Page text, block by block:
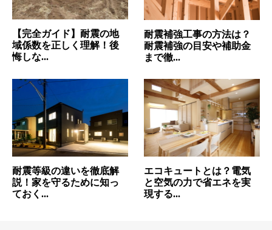
【完全ガイド】耐震の地
域係数を正しく理解！後
悔しな...
耐震補強工事の方法は？
耐震補強の目安や補助金
まで徹...
耐震等級の違いを徹底解
説！家を守るために知っ
ておく...
エコキュートとは？電気
と空気の力で省エネを実
現する...